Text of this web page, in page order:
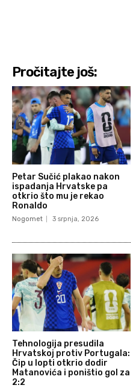
Pročitajte još:
Petar Sučić plakao nakon
ispadanja Hrvatske pa
otkrio što mu je rekao
Ronaldo
Nogomet 3 srpnja, 2026
Tehnologija presudila
Hrvatskoj protiv Portugala:
Čip u lopti otkrio dodir
Matanovića i poništio gol za
2:2